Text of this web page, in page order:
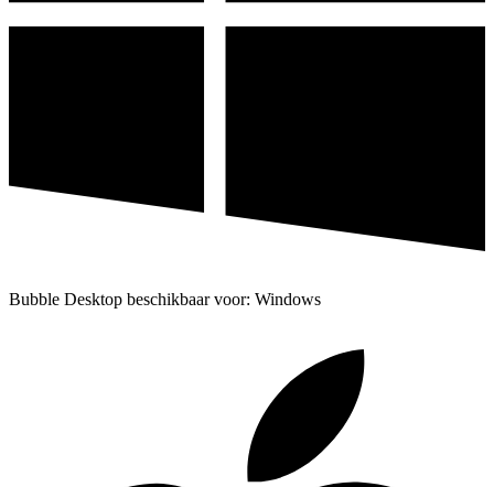
Bubble Desktop beschikbaar voor: Windows